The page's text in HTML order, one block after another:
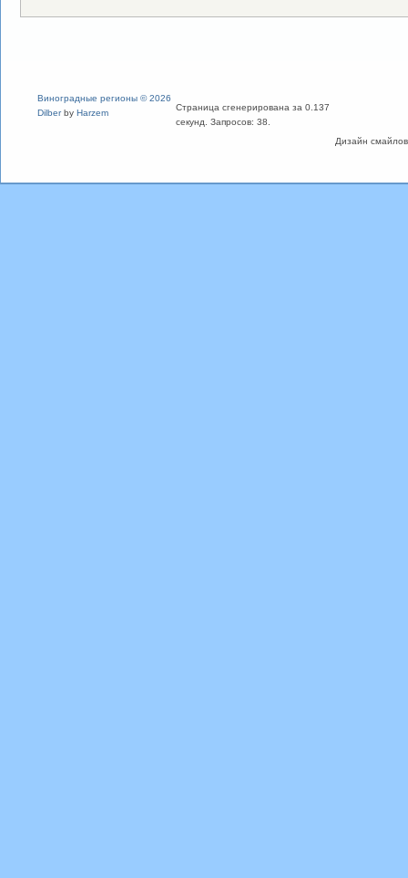
Дизайн
Виноградные регионы © 2026
Dilberby Harzem
Страница сгенерирована за 0.137
секунд. Запросов: 38.